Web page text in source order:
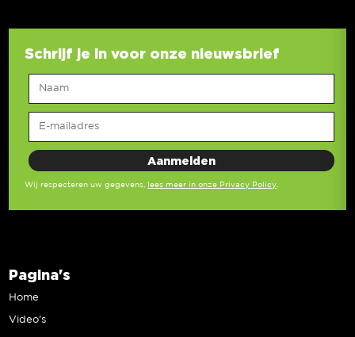
Schrijf je in voor onze nieuwsbrief
Wij respecteren uw gegevens, lees meer in onze Privacy Policy.
Pagina's
Home
Video’s